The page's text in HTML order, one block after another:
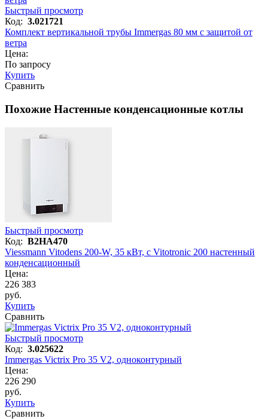
Быстрый просмотр
Код: 3.021721
Комплект вертикальной трубы Immergas 80 мм с защитой от
ветра
Цена:
По запросу
Купить
Сравнить
Похожие Настенные конденсационные котлы
Быстрый просмотр
Код: B2HA470
Viessmann Vitodens 200-W, 35 кВт, с Vitotronic 200 настенный
конденсационный
Цена:
226 383
руб.
Купить
Сравнить
Быстрый просмотр
Код: 3.025622
Immergas Victrix Pro 35 V2, одноконтурный
Цена:
226 290
руб.
Купить
Сравнить